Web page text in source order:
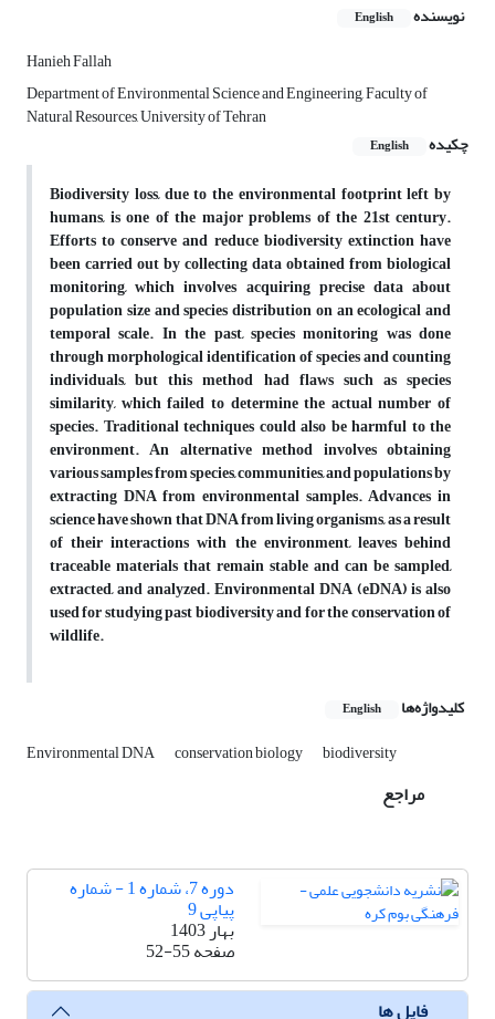
نویسنده English
Hanieh Fallah
Department of Environmental Science and Engineering, Faculty of
Natural Resources, University of Tehran
چکیده
English
Biodiversity loss, due to the environmental footprint left by
humans, is one of the major problems of the 21st century.
Efforts to conserve and reduce biodiversity extinction have
been carried out by collecting data obtained from biological
monitoring, which involves acquiring precise data about
population size and species distribution on an ecological and
temporal scale. In the past, species monitoring was done
through morphological identification of species and counting
individuals, but this method had flaws such as species
similarity, which failed to determine the actual number of
species. Traditional techniques could also be harmful to the
environment. An alternative method involves obtaining
various samples from species, communities, and populations by
extracting DNA from environmental samples. Advances in
science have shown that DNA from living organisms, as a result
of their interactions with the environment, leaves behind
traceable materials that remain stable and can be sampled,
extracted, and analyzed. Environmental DNA (eDNA) is also
used for studying past biodiversity and for the conservation of
wildlife.
کلیدواژه‌ها English
Environmental DNA conservation biology biodiversity
مراجع
دوره 7، شماره 1 - شماره
پیاپی 9
بهار 1403
صفحه52-55
فایل ها